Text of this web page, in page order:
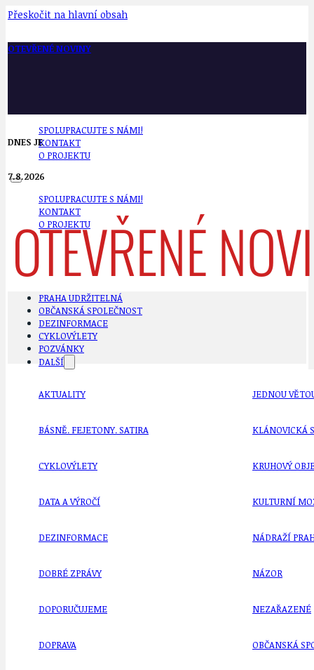
Přeskočit na hlavní obsah
OTEVŘENÉ NOVINY
SPOLUPRACUJTE S NÁMI!
KONTAKT
O PROJEKTU
SPOLUPRACUJTE S NÁMI!
KONTAKT
O PROJEKTU
DNES JE
7.8.2026
PRAHA UDRŽITELNÁ
OBČANSKÁ SPOLEČNOST
DEZINFORMACE
CYKLOVÝLETY
POZVÁNKY
DALŠÍ
AKTUALITY
BÁSNĚ. FEJETONY. SATIRA
CYKLOVÝLETY
DATA A VÝROČÍ
DEZINFORMACE
DOBRÉ ZPRÁVY
DOPORUČUJEME
DOPRAVA
JEDNOU
KLÁNOVICKÁ
KRUHOVÝ
KULTURNÍ
NÁDRAŽÍ
NÁZOR
NEZAŘAZENÉ
OBČANSKÁ